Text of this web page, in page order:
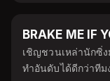
EVENT
BRAKE ME IF
เชิญชวนเหล่านักซิ่
ทำอันดับได้ดีกว่าทีม